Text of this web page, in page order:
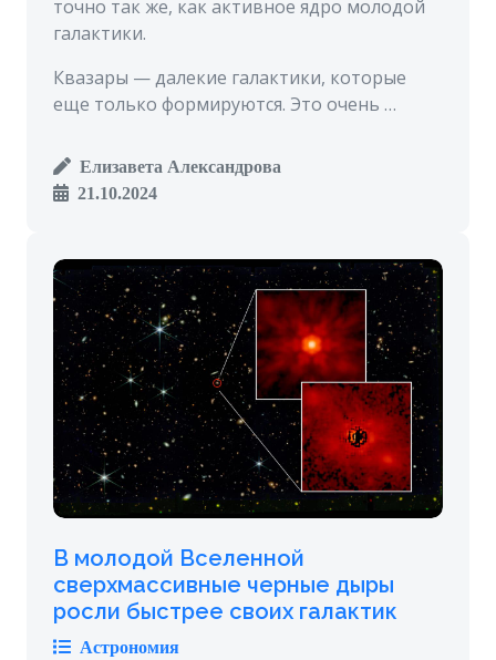
точно так же, как активное ядро молодой
галактики.
Квазары — далекие галактики, которые
еще только формируются. Это очень …
Елизавета Александрова
21.10.2024
В молодой Вселенной
сверхмассивные черные дыры
росли быстрее своих галактик
Астрономия